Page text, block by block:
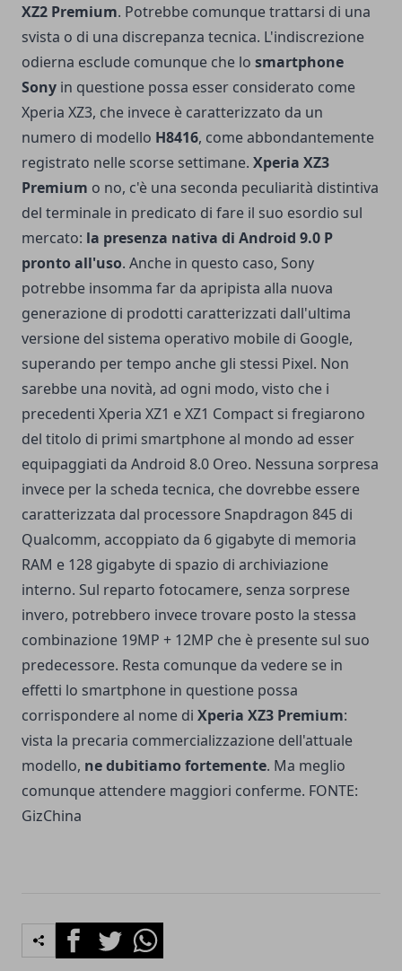
XZ2 Premium. Potrebbe comunque trattarsi di una
svista o di una discrepanza tecnica. L'indiscrezione
odierna esclude comunque che lo smartphone
Sony in questione possa esser considerato come
Xperia XZ3, che invece è caratterizzato da un
numero di modello H8416, come abbondantemente
registrato nelle scorse settimane. Xperia XZ3
Premium o no, c'è una seconda peculiarità distintiva
del terminale in predicato di fare il suo esordio sul
mercato: la presenza nativa di Android 9.0 P
pronto all'uso. Anche in questo caso, Sony
potrebbe insomma far da apripista alla nuova
generazione di prodotti caratterizzati dall'ultima
versione del sistema operativo mobile di Google,
superando per tempo anche gli stessi Pixel. Non
sarebbe una novità, ad ogni modo, visto che i
precedenti Xperia XZ1 e XZ1 Compact si fregiarono
del titolo di primi smartphone al mondo ad esser
equipaggiati da Android 8.0 Oreo. Nessuna sorpresa
invece per la scheda tecnica, che dovrebbe essere
caratterizzata dal processore Snapdragon 845 di
Qualcomm, accoppiato da 6 gigabyte di memoria
RAM e 128 gigabyte di spazio di archiviazione
interno. Sul reparto fotocamere, senza sorprese
invero, potrebbero invece trovare posto la stessa
combinazione 19MP + 12MP che è presente sul suo
predecessore. Resta comunque da vedere se in
effetti lo smartphone in questione possa
corrispondere al nome di Xperia XZ3 Premium:
vista la precaria commercializzazione dell'attuale
modello, ne dubitiamo fortemente. Ma meglio
comunque attendere maggiori conferme. FONTE:
GizChina
FacebookTwitterWhatsapp